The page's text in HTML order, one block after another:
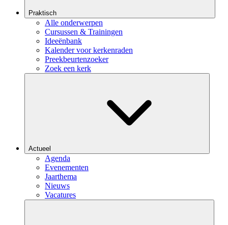
Praktisch
Alle onderwerpen
Cursussen & Trainingen
Ideeënbank
Kalender voor kerkenraden
Preekbeurtenzoeker
Zoek een kerk
Actueel
Agenda
Evenementen
Jaarthema
Nieuws
Vacatures